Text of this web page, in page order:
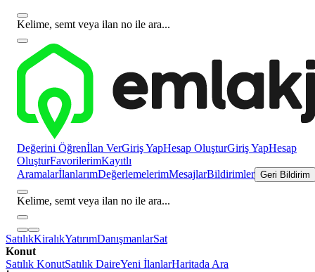
Kelime, semt veya ilan no ile ara...
Değerini Öğrenİlan VerGiriş YapHesap OluşturGiriş YapHesap
OluşturFavorilerimKayıtlı
AramalarİlanlarımDeğerlemelerimMesajlarBildirimler Geri Bildirim
Kelime, semt veya ilan no ile ara...
SatılıkKiralıkYatırımDanışmanlarSat
Konut
Satılık KonutSatılık DaireYeni İlanlarHaritada Ara